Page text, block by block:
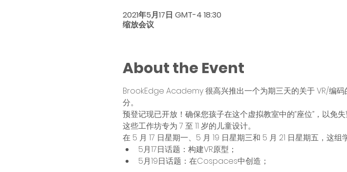
2021年5月17日 GMT-4 18:30
缩放会议
About the Event
BrookEdge Academy 很高兴推出一个为期三天的关于 VR/编
分。
预登记现已开放！确保您孩子在这个虚拟教室中的“座位”，以免失
这些工作坊专为 7 至 11 岁的儿童设计。
在 5 月 17 日星期一、5 月 19 日星期三和 5 月 21 日星期五，这
5月17日话题：构建VR原型；
5月19日话题：在Cospaces中创造；